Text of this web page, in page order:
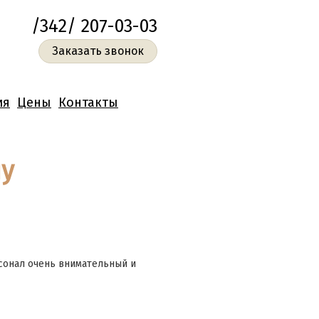
/342/ 207-03-03
Заказать звонок
Цены Контакты
очень внимательный и